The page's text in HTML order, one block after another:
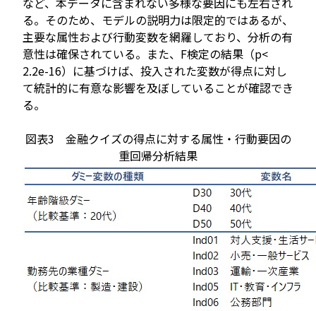
る。そのため、モデルの説明力は限定的ではあるが、
主要な属性および行動変数を網羅しており、分析の有
意性は確保されている。また、F検定の結果（p<
2.2e-16）に基づけば、投入された変数が得点に対し
て統計的に有意な影響を及ぼしていることが確認でき
る。
図表3 金融クイズの得点に対する属性・行動要因の
重回帰分析結果